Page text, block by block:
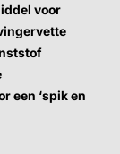
voor
een ‘spik en